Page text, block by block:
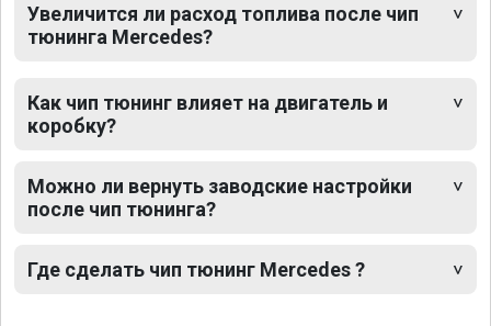
Увеличится ли расход топлива после чип
тюнинга Mercedes?
Как чип тюнинг влияет на двигатель и
коробку?
Можно ли вернуть заводские настройки
после чип тюнинга?
Где сделать чип тюнинг Mercedes ?